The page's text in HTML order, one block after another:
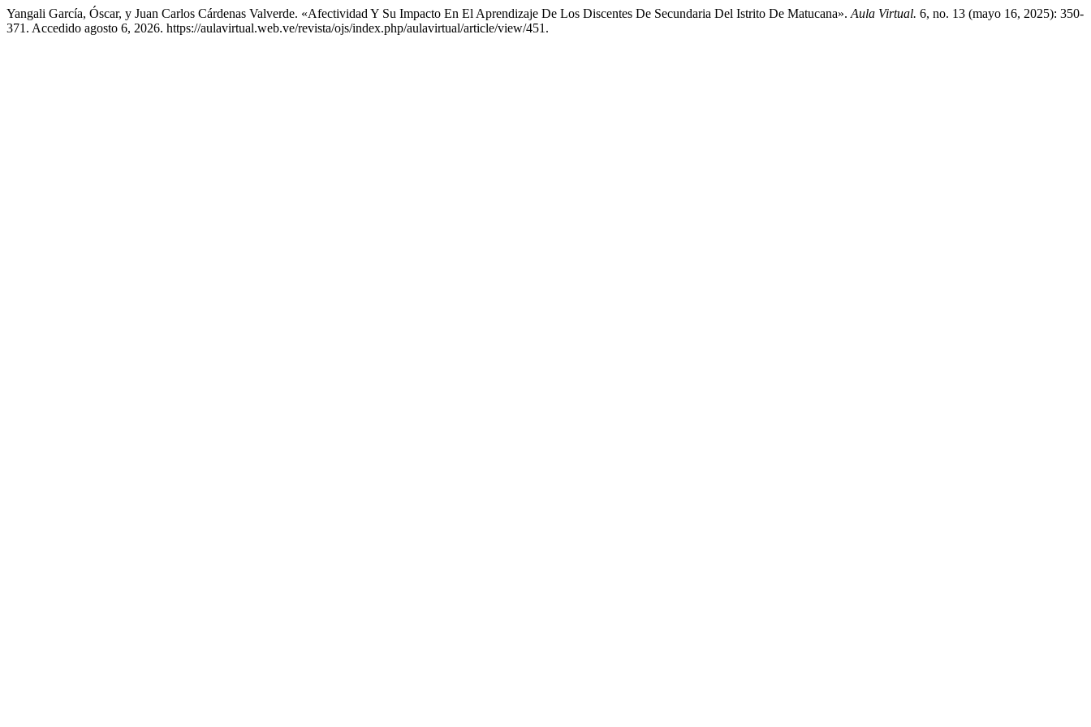
Yangali García, Óscar, y Juan Carlos Cárdenas Valverde. «Afectividad Y Su Impacto En El Aprendizaje De Los Discentes De Secundaria Del Istrito De Matucana». Aula Virtual. 6, no. 13 (mayo 16, 2025): 350-
371. Accedido agosto 6, 2026. https://aulavirtual.web.ve/revista/ojs/index.php/aulavirtual/article/view/451.